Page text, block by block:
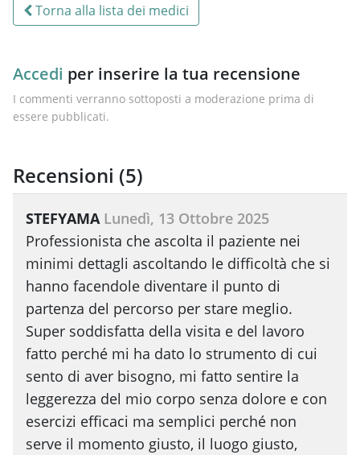
Torna alla lista dei medici
Accedi per inserire la tua recensione
I commenti verranno sottoposti a moderazione prima di
essere pubblicati.
Recensioni (5)
STEFYAMA Lunedì, 13 Ottobre 2025
Professionista che ascolta il paziente nei
minimi dettagli ascoltando le difficoltà che si
hanno facendole diventare il punto di
partenza del percorso per stare meglio.
Super soddisfatta della visita e del lavoro
fatto perché mi ha dato lo strumento di cui
sento di aver bisogno, mi fatto sentire la
leggerezza del mio corpo senza dolore e con
esercizi efficaci ma semplici perché non
serve il momento giusto, il luogo giusto,